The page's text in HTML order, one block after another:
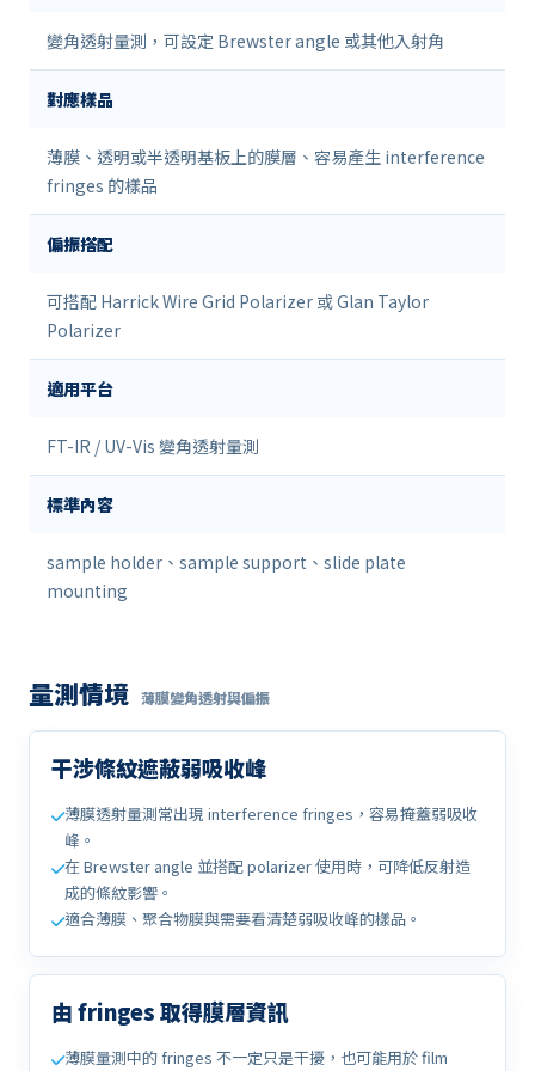
變角透射量測，可設定 Brewster angle 或其他入射角
對應樣品
薄膜、透明或半透明基板上的膜層、容易產生 interference
fringes 的樣品
偏振搭配
可搭配 Harrick Wire Grid Polarizer 或 Glan Taylor
Polarizer
適用平台
FT-IR / UV-Vis 變角透射量測
標準內容
sample holder、sample support、slide plate
mounting
量測情境 薄膜變角透射與偏振
干涉條紋遮蔽弱吸收峰
薄膜透射量測常出現 interference fringes，容易掩蓋弱吸收
峰。
在 Brewster angle 並搭配 polarizer 使用時，可降低反射造
成的條紋影響。
適合薄膜、聚合物膜與需要看清楚弱吸收峰的樣品。
由 fringes 取得膜層資訊
薄膜量測中的 fringes 不一定只是干擾，也可能用於 film